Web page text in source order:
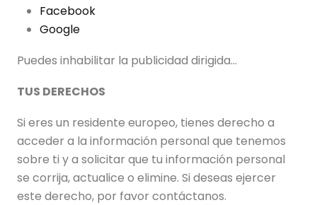
Facebook
Google
Puedes inhabilitar la publicidad dirigida...
TUS DERECHOS
Si eres un residente europeo, tienes derecho a
acceder a la información personal que tenemos
sobre ti y a solicitar que tu información personal
se corrija, actualice o elimine. Si deseas ejercer
este derecho, por favor contáctanos.